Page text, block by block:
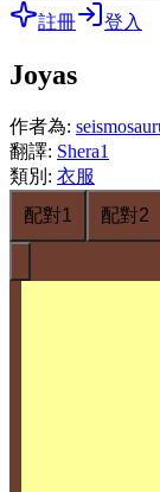
註冊 登入
Joyas
作者為:
翻譯: Shera1
類別 : 衣服
配對1
配對2